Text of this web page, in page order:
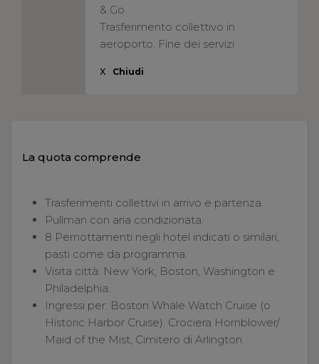
& Go
Trasferimento collettivo in
aeroporto. Fine dei servizi
X Chiudi
La quota comprende
Trasferimenti collettivi in arrivo e partenza.
Pullman con aria condizionata.
8 Pernottamenti negli hotel indicati o similari,
pasti come da programma.
Visita città: New York, Boston, Washington e
Philadelphia.
Ingressi per: Boston Whale Watch Cruise (o
Historic Harbor Cruise). Crociera Hornblower/
Maid of the Mist, Cimitero di Arlington.